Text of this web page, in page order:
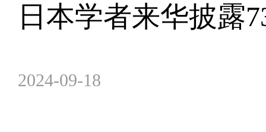
日本学者来华披露
2024-09-18